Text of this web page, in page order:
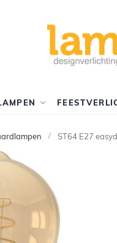
ST64 E27